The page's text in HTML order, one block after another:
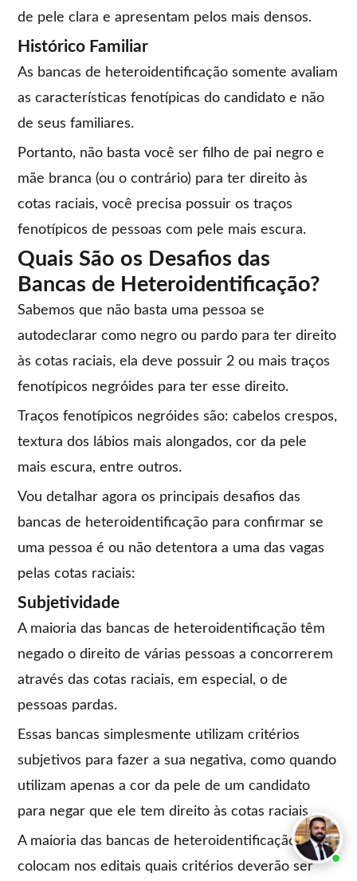
de pele clara e apresentam pelos mais densos.
Histórico Familiar
As bancas de heteroidentificação somente avaliam
as características fenotípicas do candidato e não
de seus familiares.
Portanto, não basta você ser filho de pai negro e
mãe branca (ou o contrário) para ter direito às
cotas raciais, você precisa possuir os traços
fenotípicos de pessoas com pele mais escura.
Quais São os Desafios das
Bancas de Heteroidentificação?
Sabemos que não basta uma pessoa se
autodeclarar como negro ou pardo para ter direito
às cotas raciais, ela deve possuir 2 ou mais traços
fenotípicos negróides para ter esse direito.
Traços fenotípicos negróides são: cabelos crespos,
textura dos lábios mais alongados, cor da pele
mais escura, entre outros.
Vou detalhar agora os principais desafios das
bancas de heteroidentificação para confirmar se
uma pessoa é ou não detentora a uma das vagas
pelas cotas raciais:
Subjetividade
A maioria das bancas de heteroidentificação têm
negado o direito de várias pessoas a concorrerem
através das cotas raciais, em especial, o de
pessoas pardas.
Essas bancas simplesmente utilizam critérios
subjetivos para fazer a sua negativa, como quando
utilizam apenas a cor da pele de um candidato
para negar que ele tem direito às cotas raciais.
A maioria das bancas de heteroidentificação nem
colocam nos editais quais critérios deverão ser